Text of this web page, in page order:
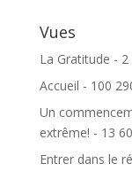
Vues
La Gratitude - 2
Accueil - 100
Un
extrême! - 13
Entrer dans le